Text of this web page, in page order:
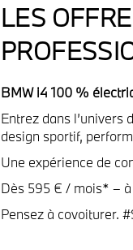
LES
BMW i4 100 %
Entrez dans l’univers
design sportif,
Une expérience de
Dès 595 € / mois* –
Pensez à covoiturer.